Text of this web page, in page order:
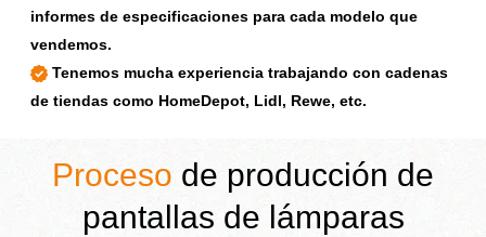
informes de especificaciones para cada modelo que
vendemos.
Tenemos mucha experiencia trabajando con cadenas
de tiendas como HomeDepot, Lidl, Rewe, etc.
Proceso de producción de
pantallas de lámparas